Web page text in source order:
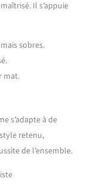
Il s’appuie
sobres.
mat.
s’adapte à de
retenu,
de l’ensemble.